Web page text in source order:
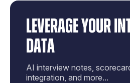
LEVERAGE YOUR
DATA
AI interview notes,
integration, and more...